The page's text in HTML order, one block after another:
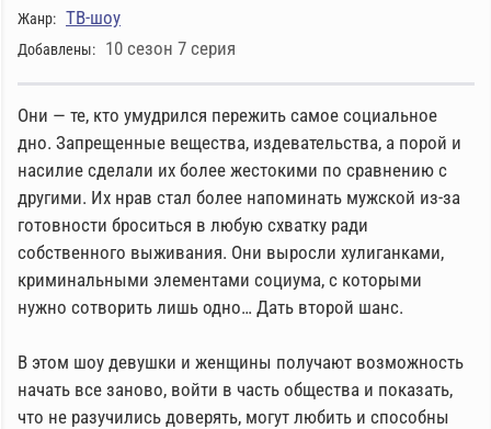
Жанр: ТВ-шоу
Добавлены: 10 сезон 7 серия
Они — те, кто умудрился пережить самое социальное
дно. Запрещенные вещества, издевательства, а порой и
насилие сделали их более жестокими по сравнению с
другими. Их нрав стал более напоминать мужской из-за
готовности броситься в любую схватку ради
собственного выживания. Они выросли хулиганками,
криминальными элементами социума, с которыми
нужно сотворить лишь одно… Дать второй шанс.
В этом шоу девушки и женщины получают возможность
начать все заново, войти в часть общества и показать,
что не разучились доверять, могут любить и способны